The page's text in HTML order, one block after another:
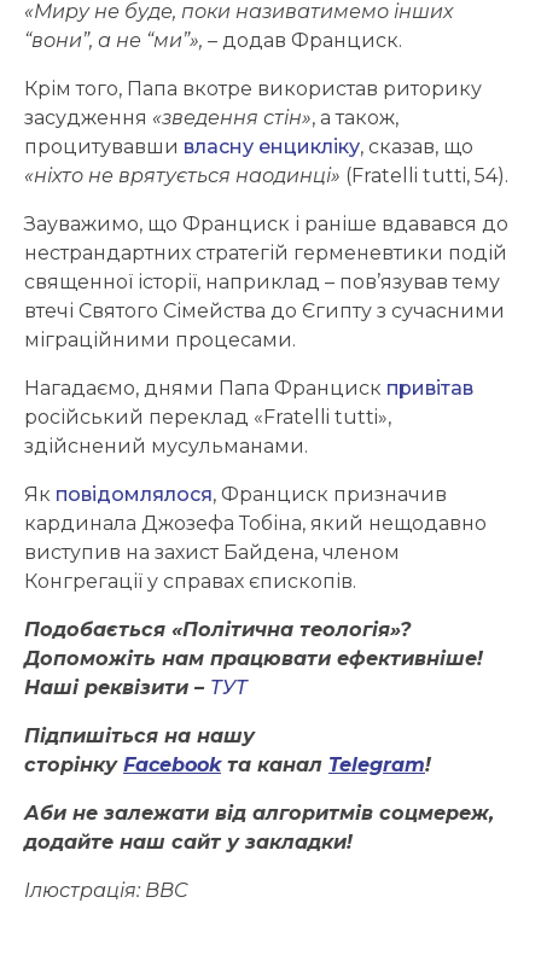
«Миру не буде, поки називатимемо інших
“вони”, а не “ми”», – додав Франциск.
Крім того, Папа вкотре використав риторику
засудження «зведення стін», а також,
процитувавши власну енцикліку, сказав, що
«ніхто не врятується наодинці» (Fratelli tutti, 54).
Зауважимо, що Франциск і раніше вдавався до
нестрандартних стратегій герменевтики подій
священної історії, наприклад – пов’язував тему
втечі Святого Сімейства до Єгипту з сучасними
міграційними процесами.
Нагадаємо, днями Папа Франциск привітав
російський переклад «Fratelli tutti»,
здійснений мусульманами.
Як повідомлялося, Франциск призначив
кардинала Джозефа Тобіна, який нещодавно
виступив на захист Байдена, членом
Конгрегації у справах єпископів.
Подобається «Політична теологія»?
Допоможіть нам працювати ефективніше!
Наші реквізити – ТУТ
Підпишіться на нашу
сторінку Facebookта канал Telegram!
Аби не залежати від алгоритмів соцмереж,
додайте наш сайт у закладки!
Ілюстрація: BBC